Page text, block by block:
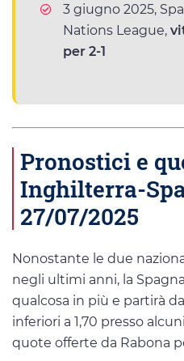
3 giugno 2025,
Nations League,
per 2-1
Pronostici e
Inghilterra-
27/07/2025
Nonostante le due
negli ultimi anni, la
qualcosa in più e partirà
inferiori a 1,70 presso
quote offerte da Rabona